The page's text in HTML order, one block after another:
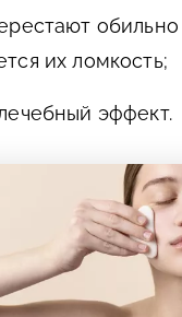
обильно
их ломкость;
эффект.